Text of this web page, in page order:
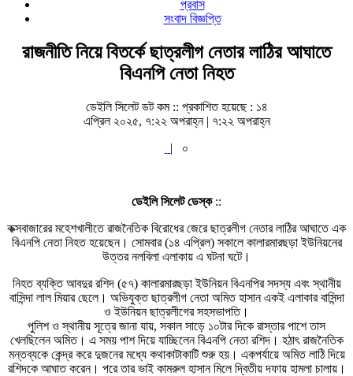
প্রবাস
সংবাদ বিজ্ঞপ্তি
রাজনীতি নিয়ে বিতর্কে ছাত্রলীগ নেতার লাঠির আঘাতে
বিএনপি নেতা নিহত
ডেইলি সিলেট ডট কম :: প্রকাশিত হয়েছে : ১৪
এপ্রিল ২০২৫, ৭:২২ অপরাহ্ন | ৭:২২ অপরাহ্ন
|
০
ডেইলি সিলেট ডেস্ক::
কক্সবাজারের মহেশখালীতে রাজনৈতিক বিরোধের জেরে ছাত্রলীগ নেতার লাঠির আঘাতে এক
বিএনপি নেতা নিহত হয়েছেন। সোমবার (১৪ এপ্রিল) সকালে কালারমারছড়া ইউনিয়নের
উত্তর নলবিলা এলাকায় এ ঘটনা ঘটে।
নিহত ব্যক্তি আবদুর রশিদ (৫৭) কালারমারছড়া ইউনিয়ন বিএনপির সদস্য এবং স্থানীয়
বাসিন্দা লাল মিয়ার ছেলে। অভিযুক্ত ছাত্রলীগ নেতা অমিত হাসান একই এলাকার বাসিন্দা
ও ইউনিয়ন ছাত্রলীগের সহসভাপতি।
পুলিশ ও স্থানীয় সূত্রে জানা যায়, সকাল সাড়ে ১০টার দিকে রাস্তার পাশে তাস
খেলছিলেন অমিত। এ সময় পাশ দিয়ে যাচ্ছিলেন বিএনপি নেতা রশিদ। হঠাৎ রাজনৈতিক
মন্তব্যকে কেন্দ্র করে দুজনের মধ্যে কথাকাটাকাটি শুরু হয়। একপর্যায়ে অমিত লাঠি দিয়ে
রশিদকে আঘাত করেন। পরে তার ভাই কামরুল হাসান মিলে দ্বিতীয় দফায় হামলা চালায়।